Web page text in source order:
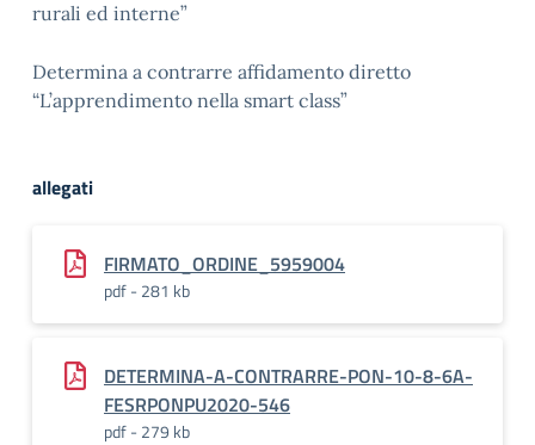
rurali ed interne”
Determina a contrarre affidamento diretto
“L’apprendimento nella smart class”
allegati
FIRMATO_ORDINE_5959004
pdf - 281 kb
DETERMINA-A-CONTRARRE-PON-10-8-6A-
FESRPONPU2020-546
pdf - 279 kb